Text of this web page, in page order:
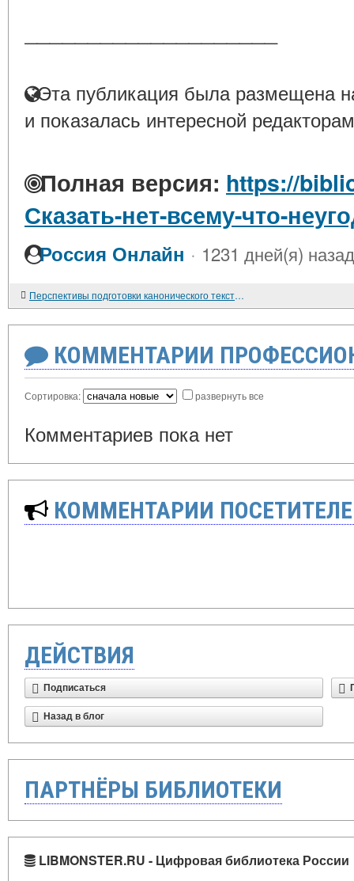
Эта публикация была размещена
и показалась интересной
Полная версия: https://
Сказать-нет-всему-что-
Россия Онлайн · 1231 дней(я) назад
Перспективы подготовки канонического текста поэмы "Шах-наме" Фирдоуси
КОММЕНТАРИИ
Сортировка: развернуть все
Комментариев пока нет
КОММЕНТАРИИ
ДЕЙСТВИЯ
Подписаться
Назад в блог
ПАРТНЁРЫ БИБЛИОТЕКИ
LIBMONSTER.RU - Цифровая библиотека России